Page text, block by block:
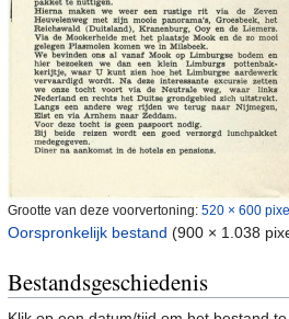
Grootte van deze voorvertoning: 520 × 600
Oorspronkelijk bestand (900 × 1.038
Bestandsgeschiedenis